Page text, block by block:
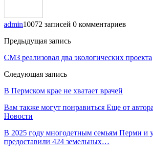
admin10072 записей 0 комментариев
Предыдущая запись
СМЗ реализовал два экологических проекта
Следующая запись
В Пермском крае не хватает врачей
Вам также могут понравиться Еще от автора
Новости
В 2025 году многодетным семьям Перми и
предоставили 424 земельных…